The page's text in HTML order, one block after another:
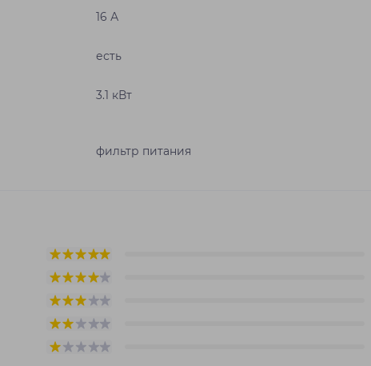
16 А
есть
3.1 кВт
фильтр питания